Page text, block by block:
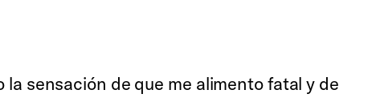
sensación de que me alimento fatal y de